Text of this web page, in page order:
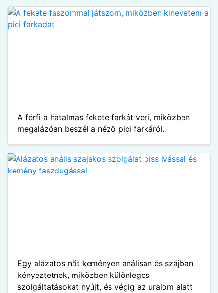
A férfi a hatalmas fekete farkát veri, miközben
megalázóan beszél a néző pici farkáról.
Egy alázatos nőt keményen análisan és szájban
kényeztetnek, miközben különleges
szolgáltatásokat nyújt, és végig az uralom alatt